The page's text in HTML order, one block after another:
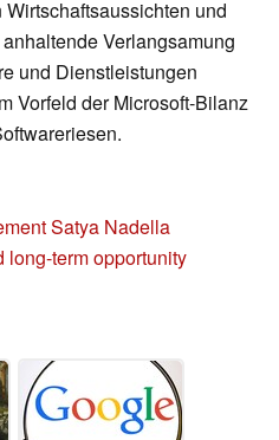
und
Verlangsamung
und Dienstleistungen
Vorfeld der Microsoft-Bilanz
Satya Nadella
long-term opportunity